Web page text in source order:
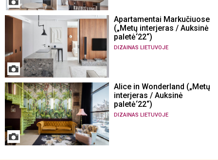
Apartamentai Markučiuose
(„Metų interjeras / Auksinė
paletė‘22“)
DIZAINAS LIETUVOJE
Alice in Wonderland („Metų
interjeras / Auksinė
paletė‘22“)
DIZAINAS LIETUVOJE